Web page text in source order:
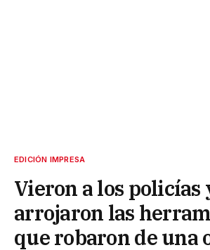
EDICIÓN IMPRESA
Vieron a los policías
arrojaron las
que robaron de una